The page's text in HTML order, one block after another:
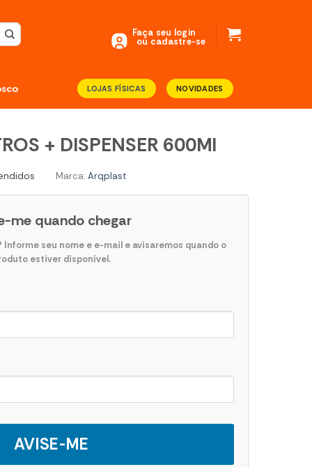
Faça seu login
ou cadastre-se
LOJAS FÍSICAS NOVIDADES
+ DISPENSER 600Ml
Marca: Arqplast
me quando chegar
Informe seu nome e e-mail e avisaremos quando o
estiver disponível.
AVISE-ME